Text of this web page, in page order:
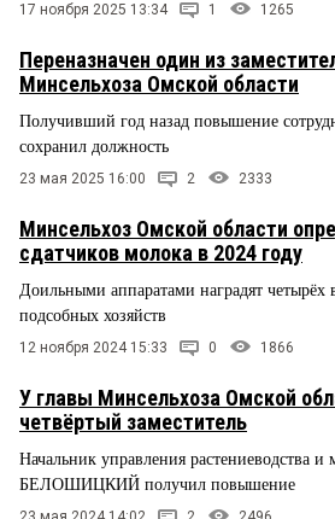
17 ноября 2025 13:34 1 1265
Переназначен один из
Минсельхоза Омской области
Получивший год назад повышение
сохранил должность
23 мая 2025 16:00 2 2333
Минсельхоз Омской области
сдатчиков молока в 2024 году
Доильными аппаратами наградят четырёх
подсобных хозяйств
12 ноября 2024 15:33 0 1866
У главы Минсельхоза Омской
четвёртый заместитель
Начальник управления растениеводства
БЕЛОШИЦКИЙ получил повышение